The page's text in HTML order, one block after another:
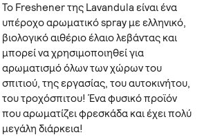
To Freshener της Lavandula είναι ένα
υπέροχο αρωματικό spray με ελληνικό,
βιολογικό αιθέριο έλαιο λεβάντας και
μπορεί να χρησιμοποιηθεί για
αρωματισμό όλων των χώρων του
σπιτιού, της εργασίας, του αυτοκινήτου,
του τροχόσπιτου! Ένα φυσικό προϊόν
που αρωματίζει φρεσκάδα και έχει πολύ
μεγάλη διάρκεια!